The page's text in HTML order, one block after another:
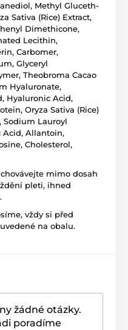
Methyl Gluceth-
Sativa (Rice) Extract,
Dimethicone,
Lecithin,
Carbomer,
Glyceryl
Theobroma Cacao
Hyaluronate,
Hyaluronic Acid,
Oryza Sativa (Rice)
Sodium Lauroyl
Acid, Allantoin,
Cholesterol,
mimo dosah
pleti, ihned
vždy si před
na obalu.
žádné otázky.
poradíme